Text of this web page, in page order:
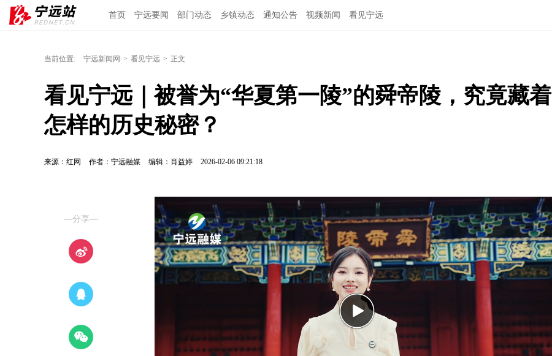
首页 宁远要闻 部门动态 乡镇动态 通知公告 视频新闻 看见宁远
当前位置: 宁远新闻网 > 看见宁远 > 正文
看见宁远｜被誉为“华夏第一陵”的舜帝陵，究竟藏着
怎样的历史秘密？
来源：红网 作者：宁远融媒 编辑：肖益婷 2026-02-06 09:21:18
—分享—
Play